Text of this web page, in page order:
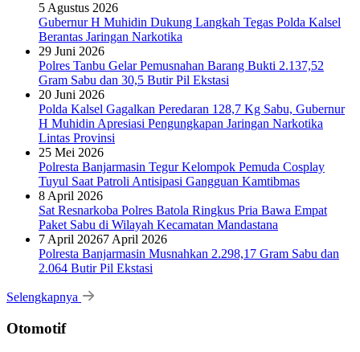
5 Agustus 2026
Gubernur H Muhidin Dukung Langkah Tegas Polda Kalsel
Berantas Jaringan Narkotika
29 Juni 2026
Polres Tanbu Gelar Pemusnahan Barang Bukti 2.137,52
Gram Sabu dan 30,5 Butir Pil Ekstasi
20 Juni 2026
Polda Kalsel Gagalkan Peredaran 128,7 Kg Sabu, Gubernur
H Muhidin Apresiasi Pengungkapan Jaringan Narkotika
Lintas Provinsi
25 Mei 2026
Polresta Banjarmasin Tegur Kelompok Pemuda Cosplay
Tuyul Saat Patroli Antisipasi Gangguan Kamtibmas
8 April 2026
Sat Resnarkoba Polres Batola Ringkus Pria Bawa Empat
Paket Sabu di Wilayah Kecamatan Mandastana
7 April 20267 April 2026
Polresta Banjarmasin Musnahkan 2.298,17 Gram Sabu dan
2.064 Butir Pil Ekstasi
Selengkapnya
Otomotif